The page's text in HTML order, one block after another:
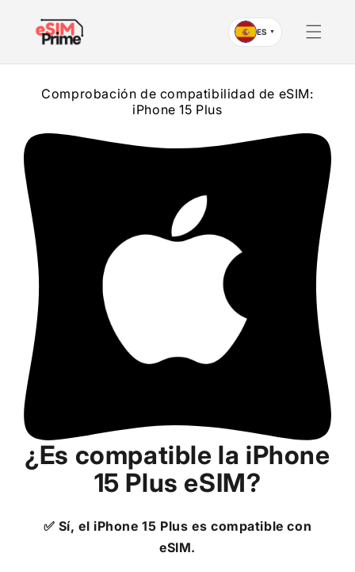
contenido
ES ▼
Comprobación de compatibilidad de eSIM:
iPhone 15 Plus
¿Es compatible la iPhone
15 Plus eSIM?
✅ Sí, el iPhone 15 Plus es compatible con
eSIM.